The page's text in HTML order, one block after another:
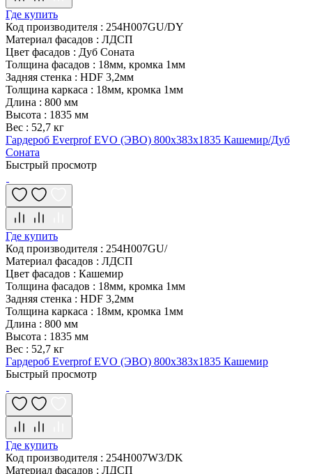
Где купить
Код производителя : 254H007GU/DY
Материал фасадов : ЛДСП
Цвет фасадов : Дуб Соната
Толщина фасадов : 18мм, кромка 1мм
Задняя стенка : HDF 3,2мм
Толщина каркаса : 18мм, кромка 1мм
Длина : 800 мм
Высота : 1835 мм
Вес : 52,7 кг
Гардероб Everprof EVO (ЭВО) 800х383x1835 Кашемир/Дуб
Соната
Быстрый просмотр
Где купить
Код производителя : 254H007GU/
Материал фасадов : ЛДСП
Цвет фасадов : Кашемир
Толщина фасадов : 18мм, кромка 1мм
Задняя стенка : HDF 3,2мм
Толщина каркаса : 18мм, кромка 1мм
Длина : 800 мм
Высота : 1835 мм
Вес : 52,7 кг
Гардероб Everprof EVO (ЭВО) 800х383x1835 Кашемир
Быстрый просмотр
Где купить
Код производителя : 254H007W3/DK
Материал фасадов : ЛДСП